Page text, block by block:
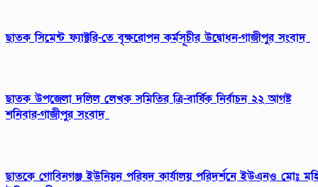
ছাতক সিমেন্ট ফ্যাক্টরি-তে বৃক্ষরোপন কর্মসূচীর উদ্বোধন-গাজীপুর সংবাদ
ছাতক উপজেলা দলিল লেখক সমিতির ত্রি-বার্ষিক নির্বাচন ২২ আগষ্ট
শনিবার-গাজীপুর সংবাদ
ছাতকে গোবিনগঞ্জ ইউনিয়ন পরিষদ কার্যালয় পরিদর্শনে ইউএনও মোঃ